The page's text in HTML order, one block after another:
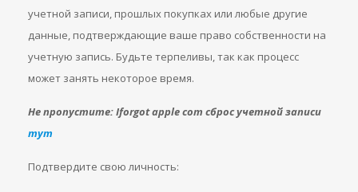
учетной записи, прошлых покупках или любые другие
данные, подтверждающие ваше право собственности на
учетную запись. Будьте терпеливы, так как процесс
может занять некоторое время.
Не пропустите: Iforgot apple com сброс учетной записи
тут
Подтвердите свою личность: